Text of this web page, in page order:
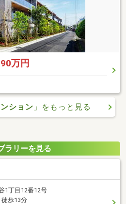
万円
ション 」をもっと見る
ラリーを見る
1丁目12番12号
歩13分